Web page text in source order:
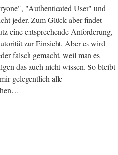
"Authenticated User" und
jeder. Zum Glück aber findet
eine entsprechende Anforderung,
zur Einsicht. Aber es wird
falsch gemacht, weil man es
das auch nicht wissen. So bleibt
gelegentlich alle